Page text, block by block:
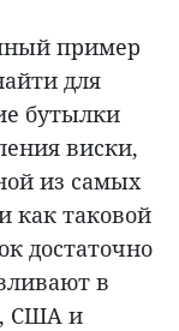
пример
для
бутылки
виски,
из самых
как таковой
достаточно
в
США и